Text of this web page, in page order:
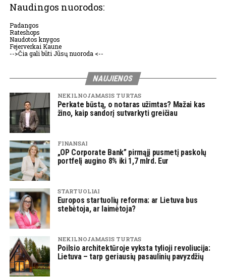
Naudingos nuorodos:
Padangos
Rateshops
Naudotos knygos
Fejerverkai Kaune
-->Čia gali būti Jūsų nuoroda <--
NAUJIENOS
NEKILNOJAMASIS TURTAS
Perkate būstą, o notaras užimtas? Mažai kas
žino, kaip sandorį sutvarkyti greičiau
FINANSAI
„OP Corporate Bank” pirmąjį pusmetį paskolų
portfelį augino 8% iki 1,7 mlrd. Eur
STARTUOLIAI
Europos startuolių reforma: ar Lietuva bus
stebėtoja, ar laimėtoja?
NEKILNOJAMASIS TURTAS
Poilsio architektūroje vyksta tylioji revoliucija:
Lietuva – tarp geriausių pasaulinių pavyzdžių